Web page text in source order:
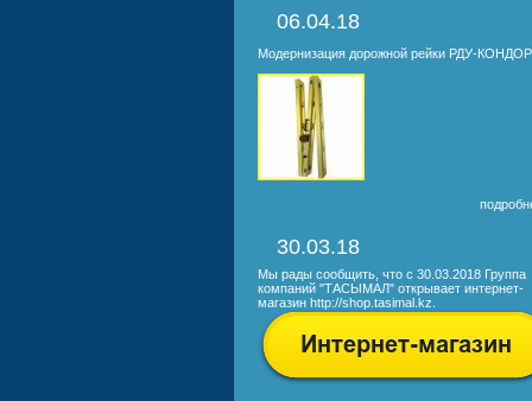
06.04.18
Модернизация дорожной рейки РДУ-КОНДОР
30.03.18
Мы рады сообщить, что с 30.03.2018 Группа
компаний "ТАСЫМАЛ" открывает интернет-
магазин http://shop.tasimal.kz